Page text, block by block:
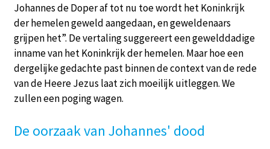
Johannes de Doper af tot nu toe wordt het Koninkrijk
der hemelen geweld aangedaan, en geweldenaars
grijpen het”. De vertaling suggereert een gewelddadige
inname van het Koninkrijk der hemelen. Maar hoe een
dergelijke gedachte past binnen de context van de rede
van de Heere Jezus laat zich moeilijk uitleggen. We
zullen een poging wagen.
De oorzaak van Johannes' dood